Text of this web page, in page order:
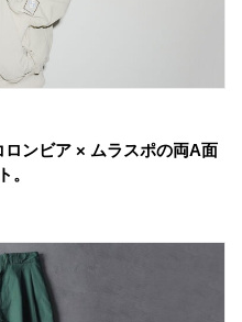
ンビア × ムラスポの両A面
。